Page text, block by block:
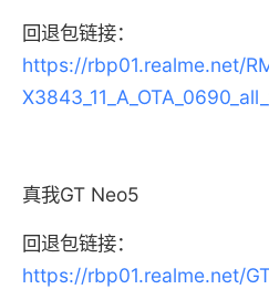
回退包链接：
https://rbp01.realme.net/
真我GT Neo5
回退包链接：
https://rbp01.realme.net/